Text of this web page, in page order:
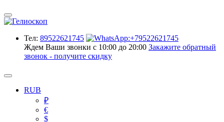
Тел: 89522621745
Ждем Ваши звонки с 10:00 до 20:00 Закажите обратный
звонок - получите скидку
RUB
₽
€
$